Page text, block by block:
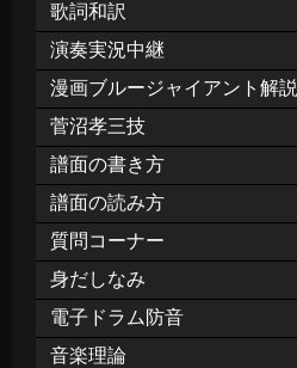
歌詞和訳
演奏実況中継
漫画ブルージャイアント解説
菅沼孝三技
譜面の書き方
譜面の読み方
質問コーナー
身だしなみ
電子ドラム防音
音楽理論